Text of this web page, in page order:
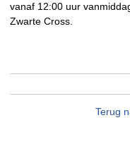
vanaf 12:00 uur
Zwarte Cross.
Terug